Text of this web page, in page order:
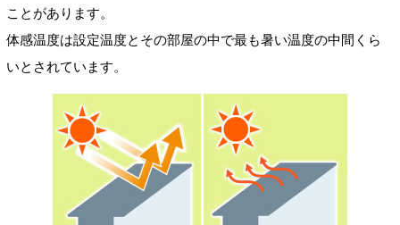
ことがあります。
体感温度は設定温度とその部屋の中で最も暑い温度の中間くら
いとされています。